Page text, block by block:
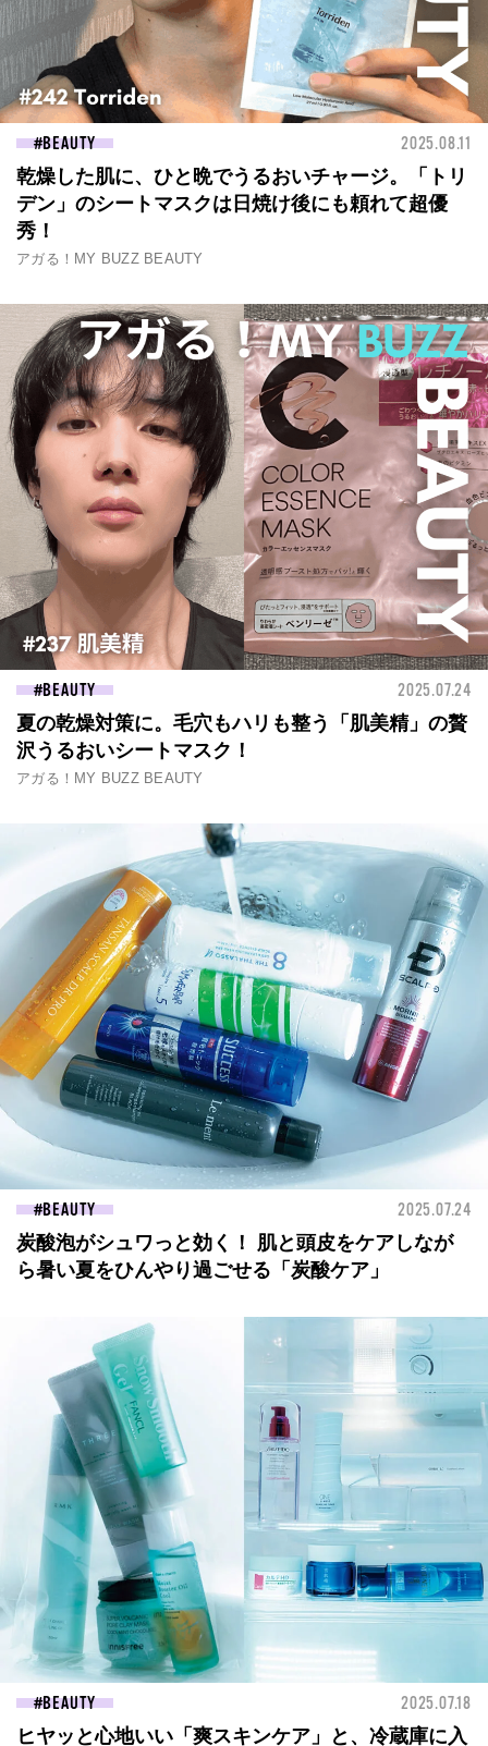
BEAUTY 2025.08.11
乾燥した肌に、ひと晩でうるおいチャージ。「トリ
デン」のシートマスクは日焼け後にも頼れて超優
秀！
アガる！MY BUZZ BEAUTY
BEAUTY 2025.07.24
夏の乾燥対策に。毛穴もハリも整う「肌美精」の贅
沢うるおいシートマスク！
アガる！MY BUZZ BEAUTY
BEAUTY 2025.07.24
炭酸泡がシュワっと効く！ 肌と頭皮をケアしなが
ら暑い夏をひんやり過ごせる「炭酸ケア」
BEAUTY 2025.07.18
ヒヤッと心地いい「爽スキンケア」と、冷蔵庫に入